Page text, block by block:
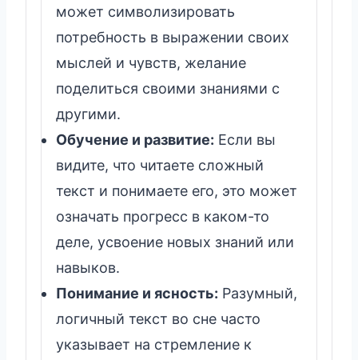
может символизировать
потребность в выражении своих
мыслей и чувств, желание
поделиться своими знаниями с
другими.
Обучение и развитие: Если вы
видите, что читаете сложный
текст и понимаете его, это может
означать прогресс в каком-то
деле, усвоение новых знаний или
навыков.
Понимание и ясность: Разумный,
логичный текст во сне часто
указывает на стремление к